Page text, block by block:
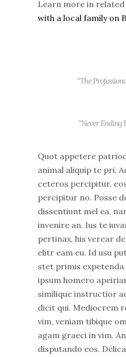
Learn more in
with a local family on
“The
“Never Ending
Quot appetere
animal aliquip te pri.
ceteros percipitur,
percipitur no. Posse
dissentiunt mel ea,
invenire an. Ius te
pertinax, his verear
elitr eam eu. Id usu
stet primis expetenda
ipsum homero
similique instructior
dicit qui. Mediocrem
vim, veniam tibique
agam graeci in vim.
disputando eos.